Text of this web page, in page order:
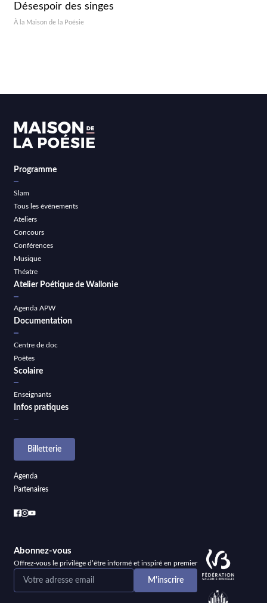
Désespoir des singes
À la Maison de la Poésie
Programme
Slam
Tous les événements
Ateliers
Concours
Conférences
Musique
Théatre
Atelier Poétique de Wallonie
Agenda APW
Documentation
Centre de doc
Poètes
Scolaire
Enseignants
Infos pratiques
Billetterie
Agenda
Partenaires
Abonnez-vous
Offrez-vous le privilège d’être informé et inspiré en premier